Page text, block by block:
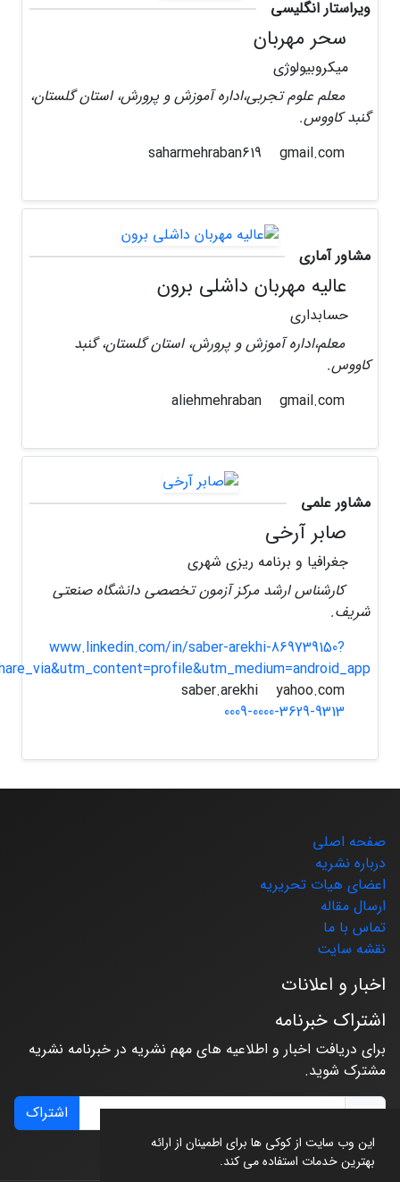
این وب سایت از کوکی ها برای اطمینان از ارائه
بهترین خدمات استفاده می کند.
ویراستار انگلیسی
سحر مهربان
میکروبیولوژی
معلم علوم تجربی،اداره آموزش و پرورش، استان گلستان،
گنبد کاووس.
gmail.com
مشاور آماری
عالیه مهربان داشلی برون
حسابداری
معلم،اداره آموزش و پرورش، استان گلستان، گنبد
کاووس.
gmail.com
مشاور علمی
صابر آرخی
جغرافیا و برنامه ریزی شهری
کارشناس ارشد مرکز آزمون تخصصی دانشگاه صنعتی
شریف.
www.linkedin.com/in/saber-arekhi-869739150?
yahoo.com
0009-0000-3629-9313
صفحه اصلی
درباره نشریه
اعضای هیات تحریریه
ارسال مقاله
تماس با ما
نقشه سایت
اخبار و اعلانات
اشتراک خبرنامه
برای دریافت اخبار و اطلاعیه های مهم نشریه در خبرنامه نشریه
مشترک شوید.
اشتراک